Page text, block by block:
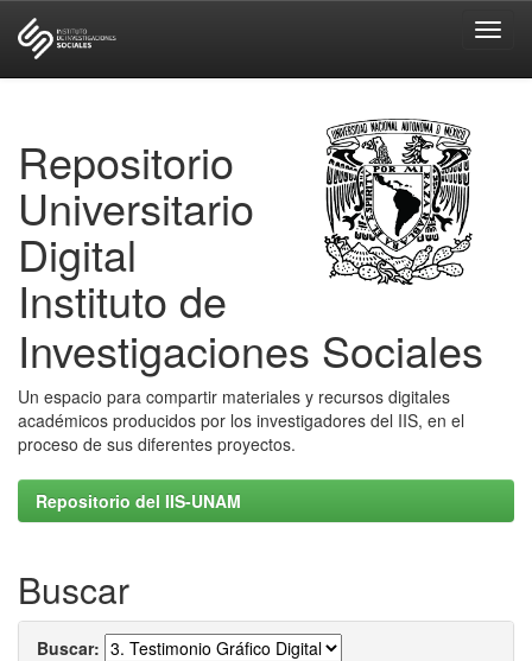
Repositorio
Universitario
Digital
Instituto de
Investigaciones Sociales
Un espacio para compartir materiales y recursos digitales
académicos producidos por los investigadores del IIS, en el
proceso de sus diferentes proyectos.
Repositorio del IIS-UNAM
Buscar
Buscar: